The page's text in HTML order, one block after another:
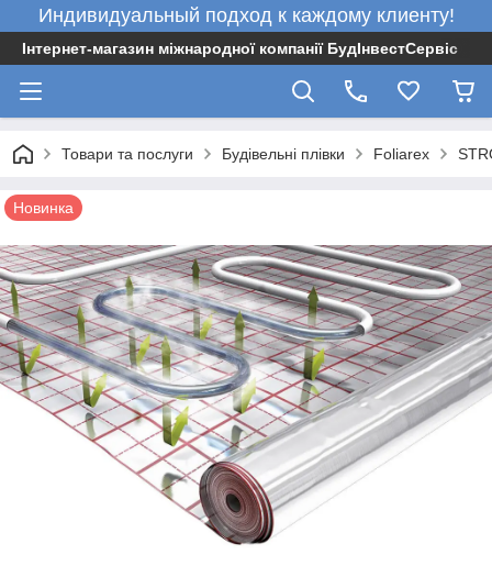
Индивидуальный подход к каждому клиенту!
Інтернет-магазин міжнародної компанії БудІнвестСервіс
Товари та послуги Будівельні плівки Foliarex
Новинка